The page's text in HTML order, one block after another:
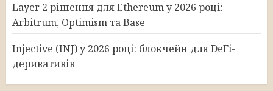
Layer 2 рішення для Ethereum у 2026 році:
Arbitrum, Optimism та Base
Injective (INJ) у 2026 році: блокчейн для DeFi-
деривативів